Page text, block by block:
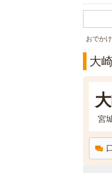
おでか
大
宮